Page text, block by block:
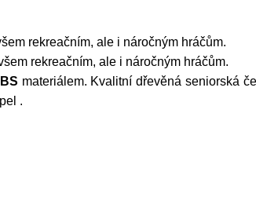
rekreačním, ale i náročným hráčům.
rekreačním, ale i náročným hráčům.
materiálem. Kvalitní dřevěná seniorská
.